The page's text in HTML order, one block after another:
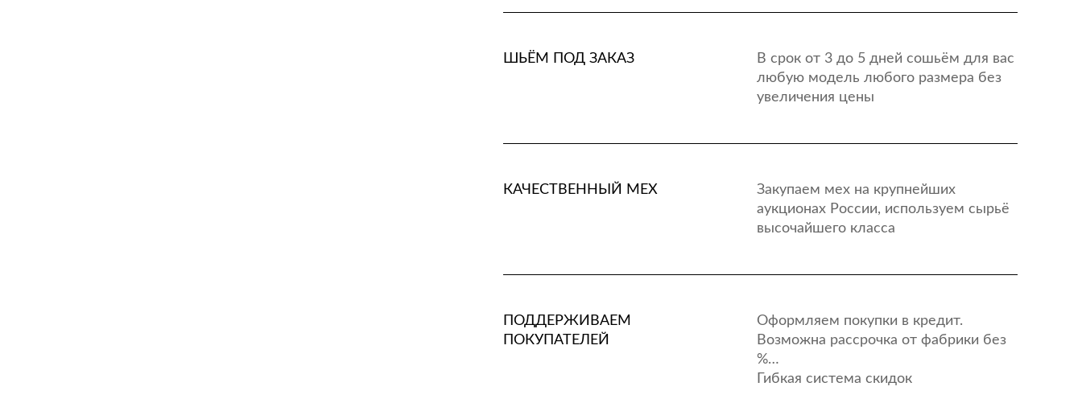
ШЬЁМ ПОД ЗАКАЗ
В срок от 3 до 5 дней сошьём для вас
любую модель любого размера без
увеличения цены
КАЧЕСТВЕННЫЙ МЕХ
Закупаем мех на крупнейших
аукционах России, используем сырьё
высочайшего класса
ПОДДЕРЖИВАЕМ
ПОКУПАТЕЛЕЙ
Оформляем покупки в кредит.
Возможна рассрочка от фабрики без
%…
Гибкая система скидок